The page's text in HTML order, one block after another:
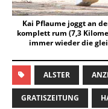
Kai Pflaume joggt an
komplett rum (7,3
immer wieder die
ALSTER
GRATISZEITUNG